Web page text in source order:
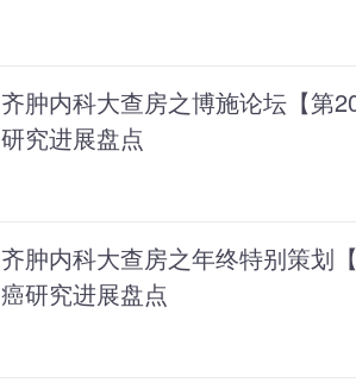
齐肿内科大查房之博施论坛【第
研究进展盘点
齐肿内科大查房之年终特别策划
癌研究进展盘点